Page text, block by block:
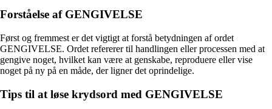
Forståelse af GENGIVELSE
Først og fremmest er det vigtigt at forstå betydningen af ordet
GENGIVELSE. Ordet refererer til handlingen eller processen med at
gengive noget, hvilket kan være at genskabe, reproduere eller vise
noget på ny på en måde, der ligner det oprindelige.
Tips til at løse krydsord med GENGIVELSE